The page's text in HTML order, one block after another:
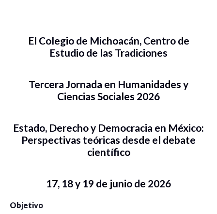
El Colegio de Michoacán, Centro de
Estudio de las Tradiciones
Tercera Jornada en Humanidades y
Ciencias Sociales 2026
Estado, Derecho y Democracia en México:
Perspectivas teóricas desde el debate
científico
17, 18 y 19 de junio de 2026
Objetivo